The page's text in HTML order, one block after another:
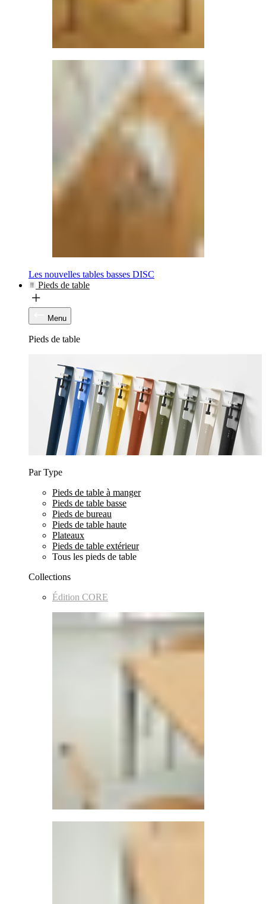
Les nouvelles tables basses DISC
Pieds de table
Menu
Pieds de table
Par Type
Pieds de table à manger
Pieds de table basse
Pieds de bureau
Pieds de table haute
Plateaux
Pieds de table extérieur
Tous les pieds de table
Collections
Édition CORE